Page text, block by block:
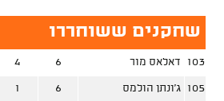
שחקנים ששוחררו
103 דאלאס מור 6
4
105 ג'ונתן הולמס 6
1